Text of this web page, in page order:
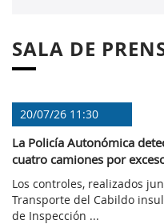
SALA DE
20/07/26 11:30
La Policía Autonómica
cuatro camiones por
Los controles, realizados
Transporte del Cabildo
de Inspección ...